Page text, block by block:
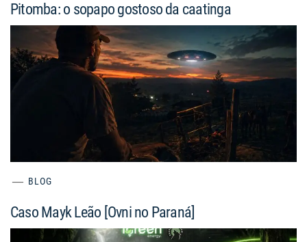
Pitomba: o sopapo gostoso da caatinga
BLOG
Caso Mayk Leão [Ovni no Paraná]